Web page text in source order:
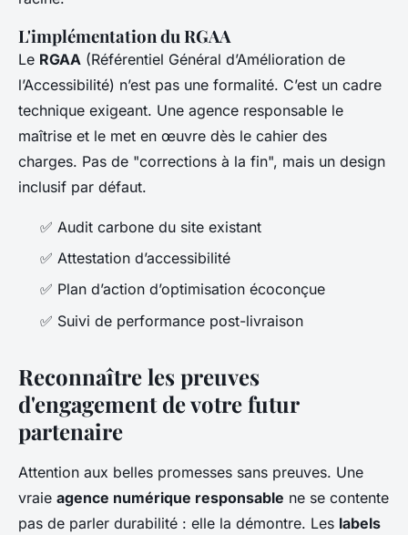
L'implémentation du RGAA
Le RGAA (Référentiel Général d’Amélioration de
l’Accessibilité) n’est pas une formalité. C’est un cadre
technique exigeant. Une agence responsable le
maîtrise et le met en œuvre dès le cahier des
charges. Pas de "corrections à la fin", mais un design
inclusif par défaut.
✅ Audit carbone du site existant
✅ Attestation d’accessibilité
✅ Plan d’action d’optimisation écoconçue
✅ Suivi de performance post-livraison
Reconnaître les preuves
d'engagement de votre futur
partenaire
Attention aux belles promesses sans preuves. Une
vraie agence numérique responsable ne se contente
pas de parler durabilité : elle la démontre. Les labels